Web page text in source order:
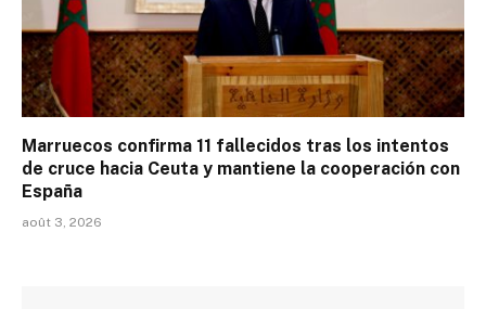
Marruecos confirma 11 fallecidos tras los intentos
de cruce hacia Ceuta y mantiene la cooperación con
España
août 3, 2026